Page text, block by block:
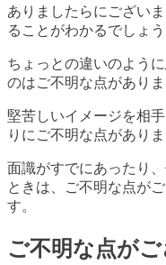
ありましたらにござい
ることがわかるでしょう
ちょっとの違いのよう
のはご不明な点があり
堅苦しいイメージを相
りにご不明な点があり
面識がすでにあったり
ときは、ご不明な点が
す。
ご不明な点が